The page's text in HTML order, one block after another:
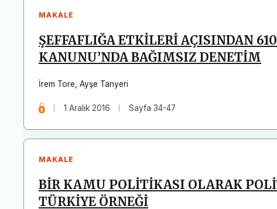
MAKALE
ŞEFFAFLIĞA ETKİLERİ AÇISINDAN
KANUNU’NDA BAĞIMSIZ DENETİM
İrem Tore Ayşe Tanyeri
1 Aralık 2016 Sayfa 34-47
MAKALE
BİR KAMU POLİTİKASI OLARAK
TÜRKİYE ÖRNEĞİ